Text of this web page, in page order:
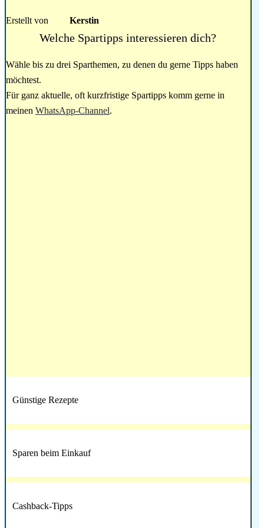
Erstellt von Kerstin
Welche Spartipps interessieren dich?
Wähle bis zu drei Sparthemen, zu denen du gerne Tipps haben
möchtest.
Für ganz aktuelle, oft kurzfristige Spartipps komm gerne in
meinen WhatsApp-Channel.
Günstige Rezepte
Sparen beim Einkauf
Cashback-Tipps